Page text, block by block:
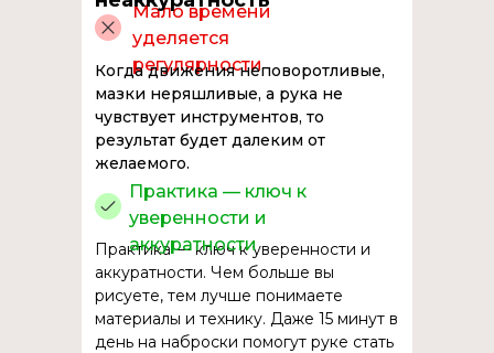
Практика — ключ к уверенности и
аккуратности. Чем больше вы
рисуете, тем лучше понимаете
материалы и технику. Даже 15 минут в
день на наброски помогут руке стать
Практика — ключ к
уверенности и
аккуратности
Мало времени
уделяется
регулярности
Когда движения неповоротливые,
мазки неряшливые, а рука не
чувствует инструментов, то
результат будет далеким от
желаемого.